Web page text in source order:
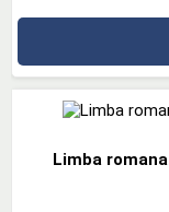
Limba